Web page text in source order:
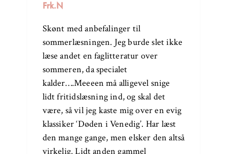
Frk.N
Skønt med anbefalinger til
sommerlæsningen. Jeg burde slet ikke
læse andet en faglitteratur over
sommeren, da specialet
kalder….Meeeen må alligevel snige
lidt fritidslæsning ind, og skal det
være, så vil jeg kaste mig over en evig
klassiker ‘Døden i Venedig’. Har læst
den mange gange, men elsker den altså
virkelig. Lidt anden gammel